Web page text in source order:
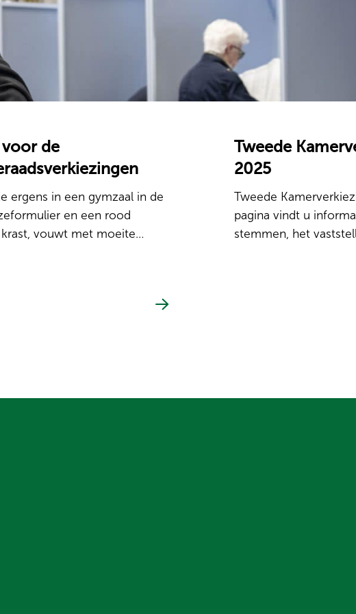
de
ergens in een gymzaal in de
en een rood
vouwt met moeite…
Tweede
2025
Tweede
pagina vindt u
stemmen, het